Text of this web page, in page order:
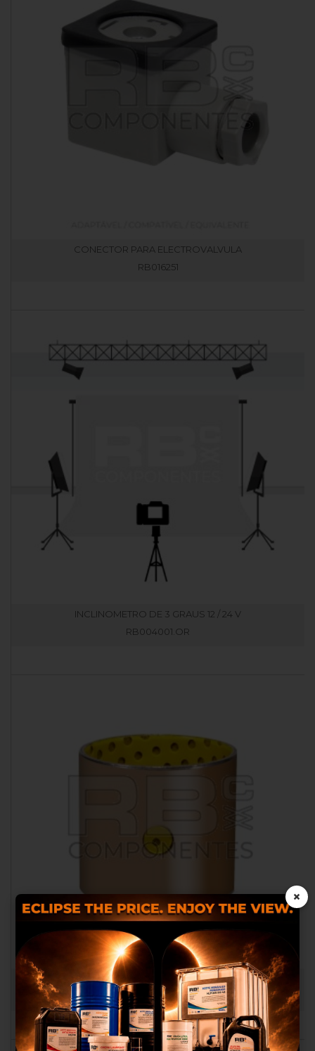
CONECTOR PARA ELECTROVALVULA
RB016251
INCLINOMETRO DE 3 GRAUS 12 / 24 V
RB004001.OR
BUSHING 44X40X40 PARA HL A.D. Y A.E.
RB014602
Utilizamos cookies próprias e
de terceiros para proporcionar-
lhes uma melhor experiência
de compra, realizar um análise
estatístico que nos servem para
melhorar os nossos serviços e
possamos oferecer-lhes
×